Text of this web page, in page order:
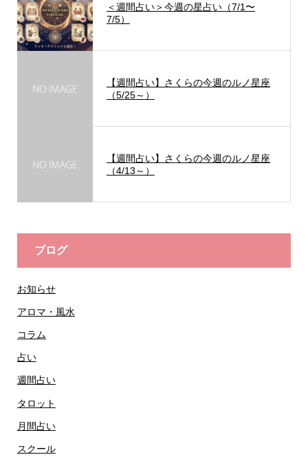
＜週間占い＞今週の星占い（7/1〜
7/5）
【週間占い】さくらの今週のルノ星座
（5/25～）
【週間占い】さくらの今週のルノ星座
（4/13～）
ブログ
お知らせ
アロマ・風水
コラム
占い
週間占い
タロット
月間占い
スクール